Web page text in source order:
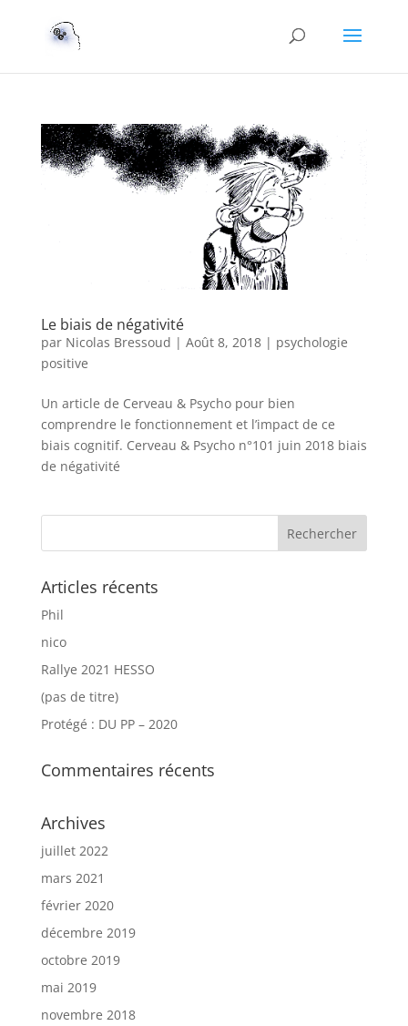
Le biais de négativité
par Nicolas Bressoud | Août 8, 2018| psychologie
positive
Un article de Cerveau & Psycho pour bien
comprendre le fonctionnement et l’impact de ce
biais cognitif. Cerveau & Psycho n°101 juin 2018 biais
de négativité
Articles récents
Phil
nico
Rallye 2021 HESSO
(pas de titre)
Protégé : DU PP – 2020
Commentaires récents
Archives
juillet 2022
mars 2021
février 2020
décembre 2019
octobre 2019
mai 2019
novembre 2018